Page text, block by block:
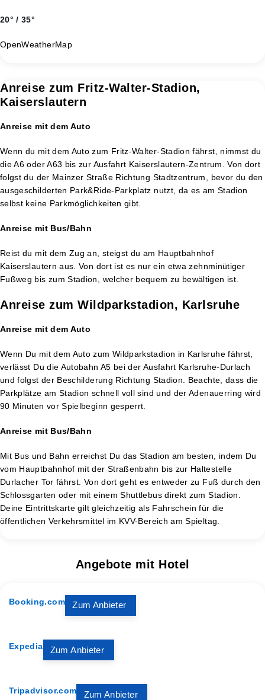
20° / 35°
OpenWeatherMap
Anreise zum Fritz-Walter-Stadion,
Kaiserslautern
Anreise mit dem Auto
Wenn du mit dem Auto zum Fritz-Walter-Stadion fährst, nimmst du
die A6 oder A63 bis zur Ausfahrt Kaiserslautern-Zentrum. Von dort
folgst du der Mainzer Straße Richtung Stadtzentrum, bevor du den
ausgeschilderten Park&Ride-Parkplatz nutzt, da es am Stadion
selbst keine Parkmöglichkeiten gibt.
Anreise mit Bus/Bahn
Reist du mit dem Zug an, steigst du am Hauptbahnhof
Kaiserslautern aus. Von dort ist es nur ein etwa zehnminütiger
Fußweg bis zum Stadion, welcher bequem zu bewältigen ist​.
Anreise zum Wildparkstadion, Karlsruhe
Anreise mit dem Auto
Wenn Du mit dem Auto zum Wildparkstadion in Karlsruhe fährst,
verlässt Du die Autobahn A5 bei der Ausfahrt Karlsruhe-Durlach
und folgst der Beschilderung Richtung Stadion. Beachte, dass die
Parkplätze am Stadion schnell voll sind und der Adenauerring wird
90 Minuten vor Spielbeginn gesperrt.
Anreise mit Bus/Bahn
Mit Bus und Bahn erreichst Du das Stadion am besten, indem Du
vom Hauptbahnhof mit der Straßenbahn bis zur Haltestelle
Durlacher Tor fährst. Von dort geht es entweder zu Fuß durch den
Schlossgarten oder mit einem Shuttlebus direkt zum Stadion.
Deine Eintrittskarte gilt gleichzeitig als Fahrschein für die
öffentlichen Verkehrsmittel im KVV-Bereich am Spieltag.
Angebote mit Hotel
Booking.com Zum Anbieter
Expedia Zum Anbieter
Tripadvisor.com Zum Anbieter